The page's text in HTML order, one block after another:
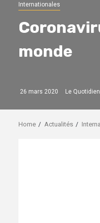
Internationales
monde
26 mars 2020 Le
Home Actualités